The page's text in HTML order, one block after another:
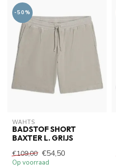
-50%
WAHTS
BADSTOF SHORT
BAXTER L. GRIJS
€109,00 €54,50
Op voorraad